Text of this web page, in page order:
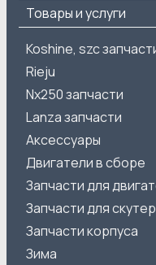
Товары и услуги
Koshine, szc
Rieju
Nx250 запчасти
Lanza запчасти
Аксессуары
Двигатели в сборе
Запчасти для
Запчасти для
Запчасти корпуса
Зима